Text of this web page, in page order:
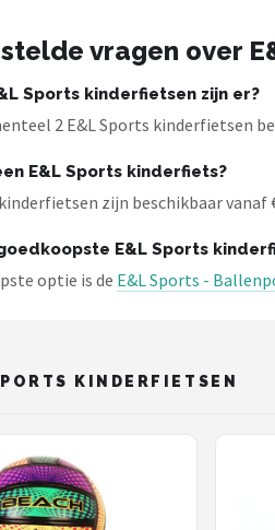
vragen over
Sports kinderfietsen zijn er?
2 E&L Sports kinderfietsen
E&L Sports kinderfiets?
zijn beschikbaar vanaf
E&L Sports
optie is de E&L Sports -
KINDERFIETSEN